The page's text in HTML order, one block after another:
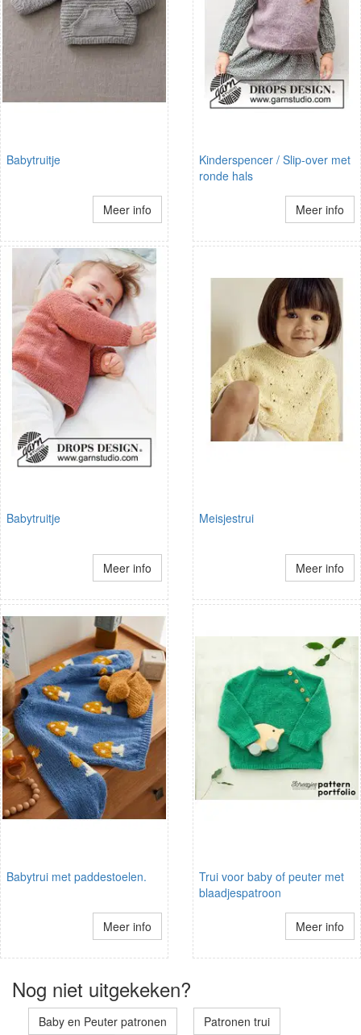
Babytruitje
Meer info
Kinderspencer / Slip-over met
ronde hals
Meer info
Babytruitje
Meer info
Meisjestrui
Meer info
Babytrui met paddestoelen.
Meer info
Trui voor baby of peuter met
blaadjespatroon
Meer info
Nog niet uitgekeken?
Baby en Peuter patronen
Patronen trui